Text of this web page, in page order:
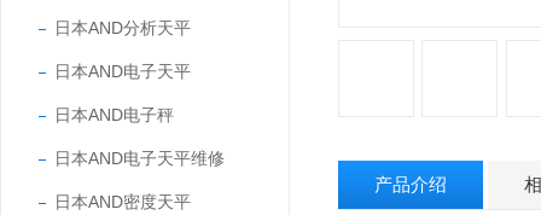
日本AND分析天平
日本AND电子天平
日本AND电子秤
日本AND电子天平维修
日本AND密度天平
产品介绍